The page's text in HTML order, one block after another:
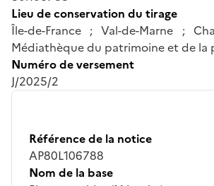
Lieu de conservation du tirage
Île-de-France ; Val-de-Marne ;
Médiathèque du patrimoine et de la
Numéro de versement
J/2025/2
Référence de la notice
AP80L106788
Nom de la base